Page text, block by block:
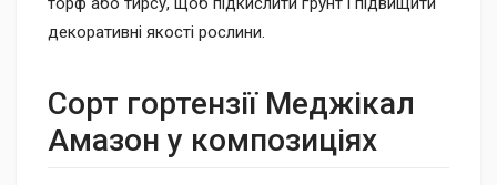
декоративні якості рослини.
Сорт гортензії Меджікал
Амазон у композиціях